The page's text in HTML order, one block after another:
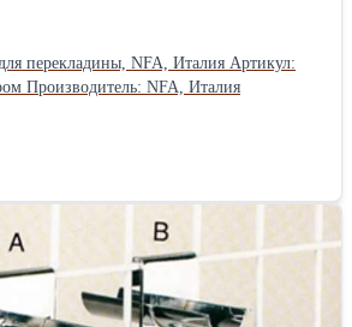
NFA, Италия Артикул:
827B/A Покрытие: Хром Производитель: NFA, Италия